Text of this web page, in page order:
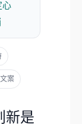
心
案
新是